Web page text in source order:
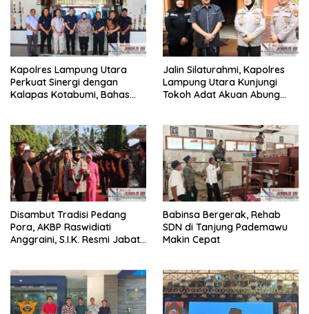
Kapolres Lampung Utara
Perkuat Sinergi dengan
Kalapas Kotabumi, Bahas
Jalin Silaturahmi, Kapolres
Lampung Utara Kunjungi
Tokoh Adat Akuan Abung
Disambut Tradisi Pedang
Pora, AKBP Raswidiati
Anggraini, S.I.K. Resmi Jabat
Babinsa Bergerak, Rehab
SDN di Tanjung Pademawu
Makin Cepat